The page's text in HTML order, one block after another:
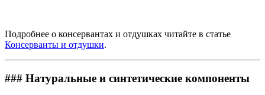
Подробнее о консервантах и отдушках читайте в статье
Консерванты и отдушки.
### Натуральные и синтетические компоненты